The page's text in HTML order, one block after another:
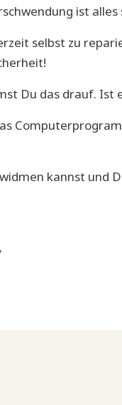
ist alles
selbst zu
Du das drauf. Ist
kannst und